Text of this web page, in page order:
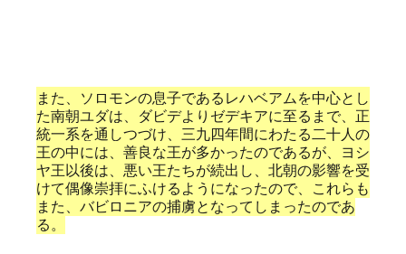
また、ソロモンの息子であるレハベアムを中心とし
た南朝ユダは、ダビデよりゼデキアに至るまで、正
統一系を通しつづけ、三九四年間にわたる二十人の
王の中には、善良な王が多かったのであるが、ヨシ
ヤ王以後は、悪い王たちが続出し、北朝の影響を受
けて偶像崇拝にふけるようになったので、これらも
また、バビロニアの捕虜となってしまったのであ
る。